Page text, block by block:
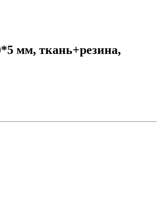
мм, ткань+резина,